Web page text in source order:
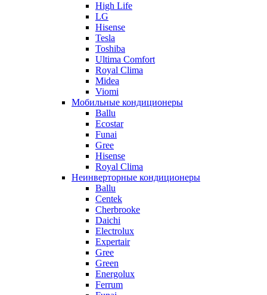
High Life
LG
Hisense
Tesla
Toshiba
Ultima Comfort
Royal Clima
Midea
Viomi
Мобильные кондиционеры
Ballu
Ecostar
Funai
Gree
Hisense
Royal Clima
Неинверторные кондиционеры
Ballu
Centek
Cherbrooke
Daichi
Electrolux
Expertair
Gree
Green
Energolux
Ferrum